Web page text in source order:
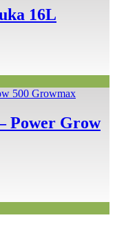
16L
Power Grow